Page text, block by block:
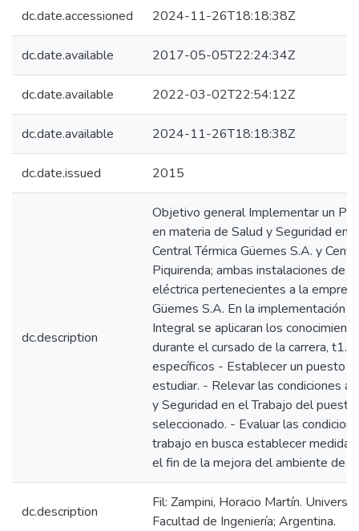
dc.date.accessioned 2024-11-26T18:18:38Z
dc.date.available 2017-05-05T22:24:34Z
dc.date.available 2022-03-02T22:54:12Z
dc.date.available 2024-11-26T18:18:38Z
dc.date.issued 2015
dc.description
Objetivo general Implementar un
en materia de Salud y Seguridad en
Central Térmica Güemes S.A. y
Piquirenda; ambas instalaciones de
eléctrica pertenecientes a la
Güemes S.A. En la implementación
Integral se aplicaran los
durante el cursado de la carrera,
específicos - Establecer un puesto
estudiar. - Relevar las condiciones
y Seguridad en el Trabajo del
seleccionado. - Evaluar las
trabajo en busca establecer
el fin de la mejora del ambiente de
dc.description
Fil: Zampini, Horacio Martín.
Facultad de Ingeniería; Argentina.